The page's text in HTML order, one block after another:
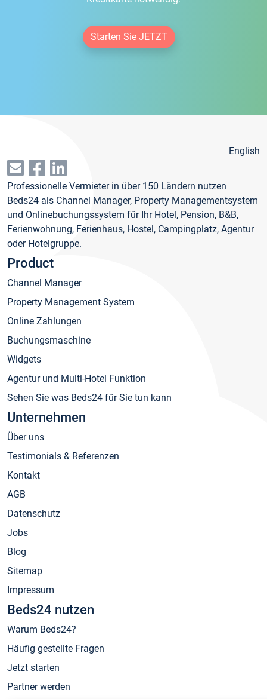
Starten Sie JETZT
English
Professionelle Vermieter in über 150 Ländern nutzen
Beds24 als Channel Manager, Property Managementsystem
und Onlinebuchungssystem für Ihr Hotel, Pension, B&B,
Ferienwohnung, Ferienhaus, Hostel, Campingplatz, Agentur
oder Hotelgruppe.
Product
Channel Manager
Property Management System
Online Zahlungen
Buchungsmaschine
Widgets
Agentur und Multi-Hotel Funktion
Sehen Sie was Beds24 für Sie tun kann
Unternehmen
Über uns
Testimonials & Referenzen
Kontakt
AGB
Datenschutz
Jobs
Blog
Sitemap
Impressum
Beds24 nutzen
Warum Beds24?
Häufig gestellte Fragen
Jetzt starten
Partner werden